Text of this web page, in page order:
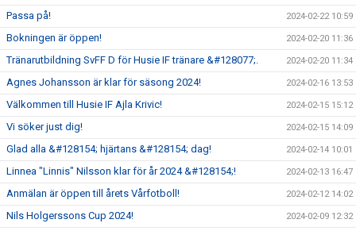
Passa på! 2024-02-22 10:59
Bokningen är öppen! 2024-02-20 11:36
Tränarutbildning SvFF D för Husie IF tränare &#128077;. 2024-02-20 11:34
Agnes Johansson är klar för säsong 2024! 2024-02-16 13:53
Välkommen till Husie IF Ajla Krivic! 2024-02-15 15:12
Vi söker just dig! 2024-02-15 14:09
Glad alla &#128154; hjärtans &#128154; dag! 2024-02-14 10:01
Linnea "Linnis" Nilsson klar för år 2024 &#128154;! 2024-02-13 16:47
Anmälan är öppen till årets Vårfotboll! 2024-02-12 14:02
Nils Holgerssons Cup 2024! 2024-02-09 12:32